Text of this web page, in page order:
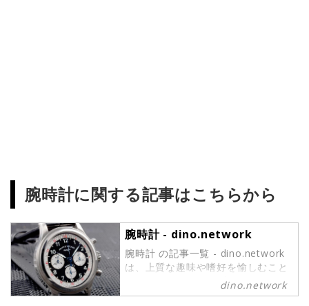
腕時計に関する記事はこちらから
腕時計 - dino.network
腕時計 の記事一覧 - dino.network
は、上質な趣味や嗜好を愉しむこと
ができるパワーピープルのために、
2019年8月1日に創刊されたライフ
dino.network